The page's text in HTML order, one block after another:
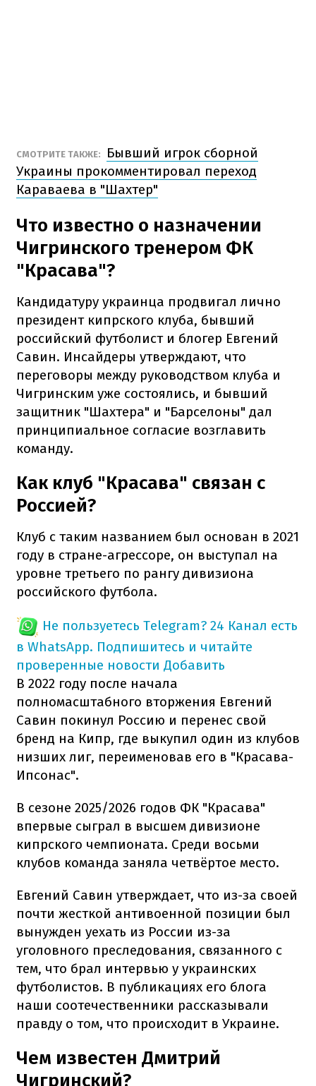
СМОТРИТЕ ТАКЖЕ:
Бывший игрок сборной
Украины прокомментировал переход
Караваева в "Шахтер"
Что известно о назначении
Чигринского тренером ФК
"Красава"?
Кандидатуру украинца продвигал лично
президент кипрского клуба, бывший
российский футболист и блогер Евгений
Савин. Инсайдеры утверждают, что
переговоры между руководством клуба и
Чигринским уже состоялись, и бывший
защитник "Шахтера" и "Барселоны" дал
принципиальное согласие возглавить
команду.
Как клуб "Красава" связан с
Россией?
Клуб с таким названием был основан в 2021
году в стране-агрессоре, он выступал на
уровне третьего по рангу дивизиона
российского футбола.
Не пользуетесь Telegram? 24 Канал есть
в WhatsApp. Подпишитесь и читайте
проверенные новости Добавить
В 2022 году после начала
полномасштабного вторжения Евгений
Савин покинул Россию и перенес свой
бренд на Кипр, где выкупил один из клубов
низших лиг, переименовав его в "Красава-
Ипсонас".
В сезоне 2025/2026 годов ФК "Красава"
впервые сыграл в высшем дивизионе
кипрского чемпионата. Среди восьми
клубов команда заняла четвёртое место.
Евгений Савин утверждает, что из-за своей
почти жесткой антивоенной позиции был
вынужден уехать из России из-за
уголовного преследования, связанного с
тем, что брал интервью у украинских
футболистов. В публикациях его блога
наши соотечественники рассказывали
правду о том, что происходит в Украине.
Чем известен Дмитрий
Чигринский?